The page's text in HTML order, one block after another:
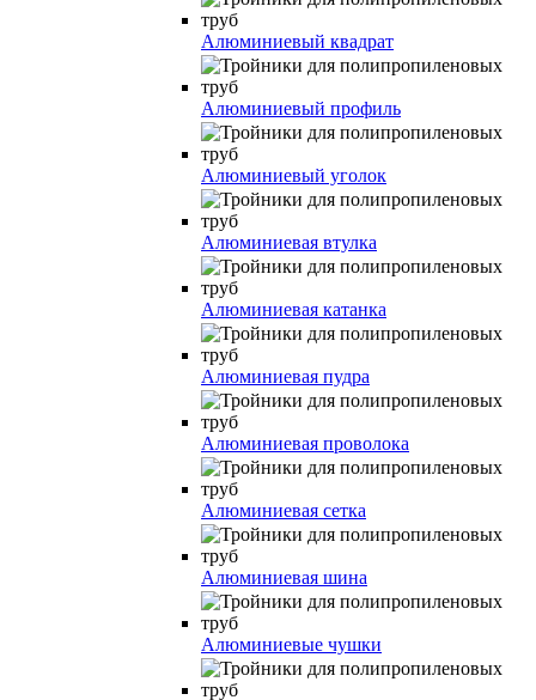
Алюминиевый квадрат
Алюминиевый профиль
Алюминиевый уголок
Алюминиевая втулка
Алюминиевая катанка
Алюминиевая пудра
Алюминиевая проволока
Алюминиевая сетка
Алюминиевая шина
Алюминиевые чушки